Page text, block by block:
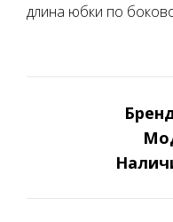
длина юбки по